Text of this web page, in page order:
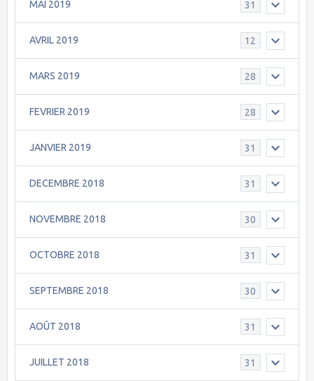
MAI 2019 31
AVRIL 2019 12
MARS 2019 28
FEVRIER 2019 28
JANVIER 2019 31
DECEMBRE 2018 31
NOVEMBRE 2018 30
OCTOBRE 2018 31
SEPTEMBRE 2018 30
AOÛT 2018 31
JUILLET 2018 31